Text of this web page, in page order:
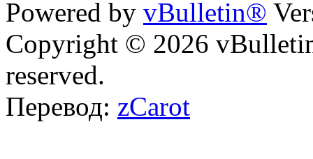
Powered by vBulletin®
Copyright © 2026
reserved.
Перевод: zCarot